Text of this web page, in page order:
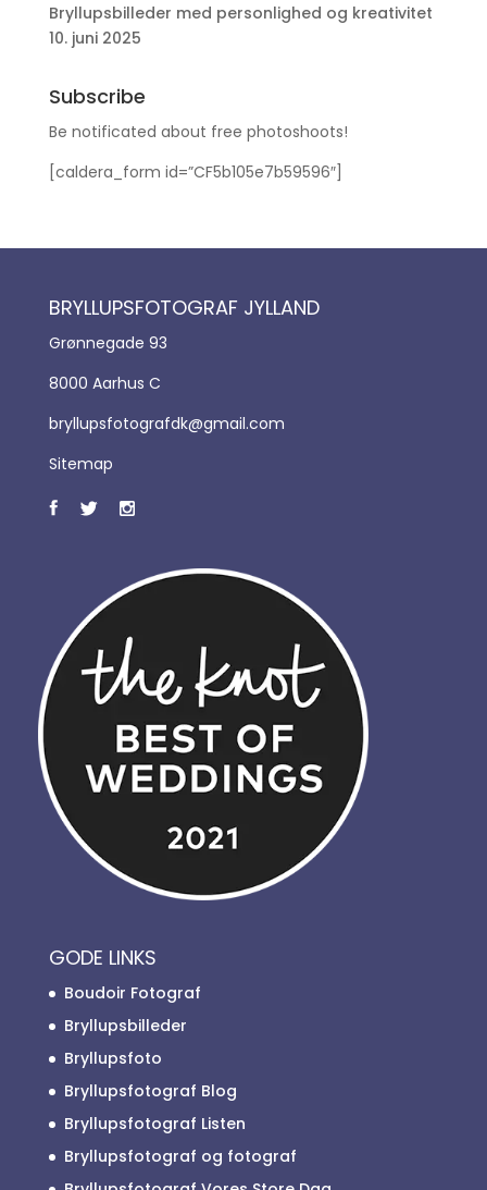
Bryllupsbilleder med personlighed og kreativitet
10. juni 2025
Subscribe
Be notificated about free photoshoots!
[caldera_form id=”CF5b105e7b59596″]
BRYLLUPSFOTOGRAF JYLLAND
Grønnegade 93
8000 Aarhus C
bryllupsfotografdk@gmail.com
Sitemap
GODE LINKS
Boudoir Fotograf
Bryllupsbilleder
Bryllupsfoto
Bryllupsfotograf Blog
Bryllupsfotograf Listen
Bryllupsfotograf og fotograf